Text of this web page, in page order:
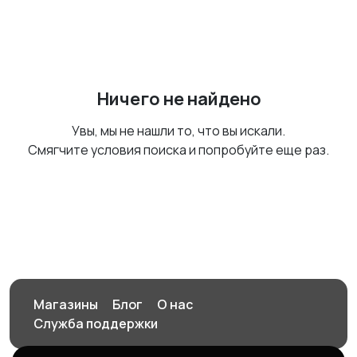
Ничего не найдено
Увы, мы не нашли то, что вы искали.
Смягчите условия поиска и попробуйте еще раз.
Магазины Блог
О нас
Служба поддержки